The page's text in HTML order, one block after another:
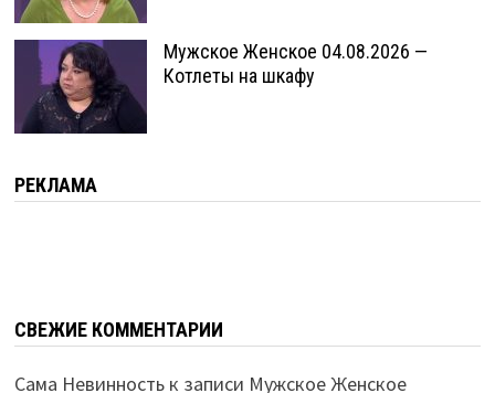
Мужское Женское 04.08.2026 —
Котлеты на шкафу
РЕКЛАМА
СВЕЖИЕ КОММЕНТАРИИ
Сама Невинностьк записи Мужское Женское